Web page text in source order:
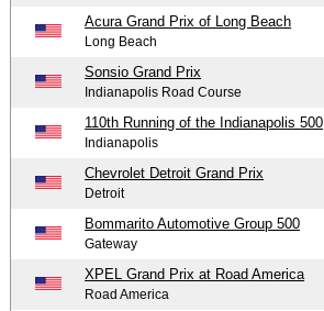
Acura Grand Prix of Long Beach
Long Beach
Sonsio Grand Prix
Indianapolis Road Course
110th Running of the Indianapolis 500
Indianapolis
Chevrolet Detroit Grand Prix
Detroit
Bommarito Automotive Group 500
Gateway
XPEL Grand Prix at Road America
Road America